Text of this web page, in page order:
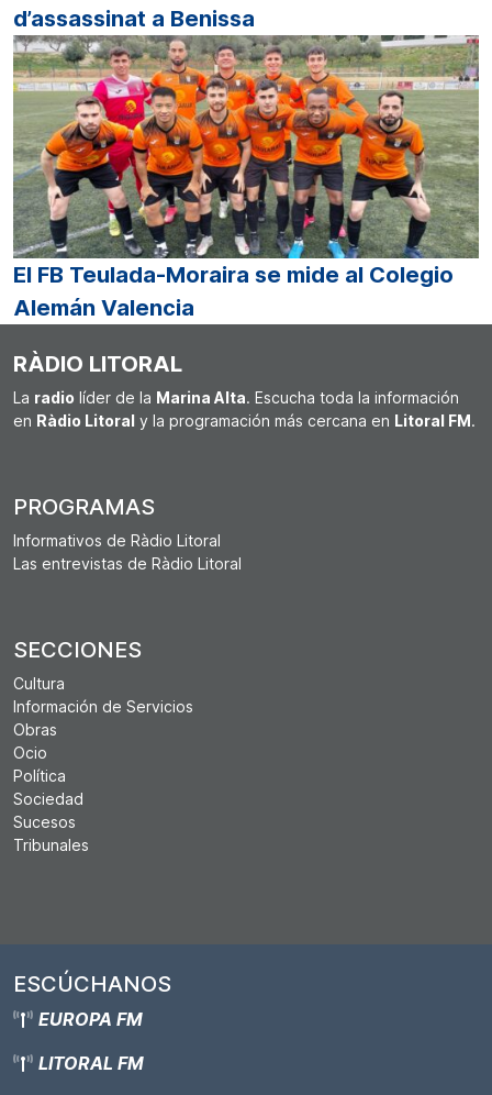
d’assassinat a Benissa
El FB Teulada-Moraira se mide al Colegio
Alemán Valencia
RÀDIO LITORAL
La radio líder de la Marina Alta. Escucha toda la información
en Ràdio Litoral y la programación más cercana en Litoral FM.
PROGRAMAS
Informativos de Ràdio Litoral
Las entrevistas de Ràdio Litoral
SECCIONES
Cultura
Información de Servicios
Obras
Ocio
Política
Sociedad
Sucesos
Tribunales
ESCÚCHANOS
EUROPA FM
LITORAL FM